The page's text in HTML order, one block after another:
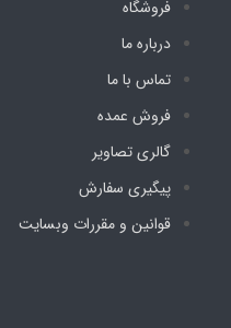
فروشگاه
درباره ما
تماس با ما
فروش عمده
گالری تصاویر
پیگیری سفارش
قوانین و مقررات وبسایت